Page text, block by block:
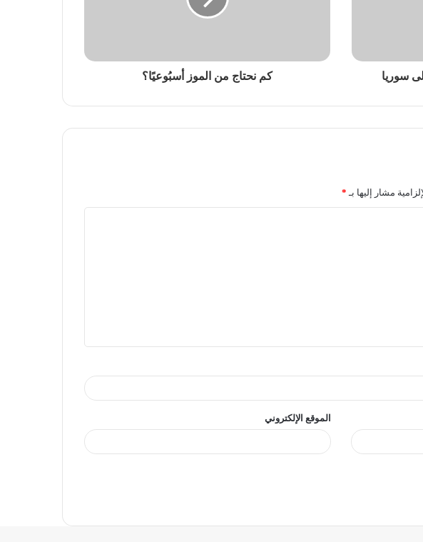
سوريا كم نحتاج من الموز أسبُوعيًا؟
مشار إليها بـ *
الموقع الإلكتروني